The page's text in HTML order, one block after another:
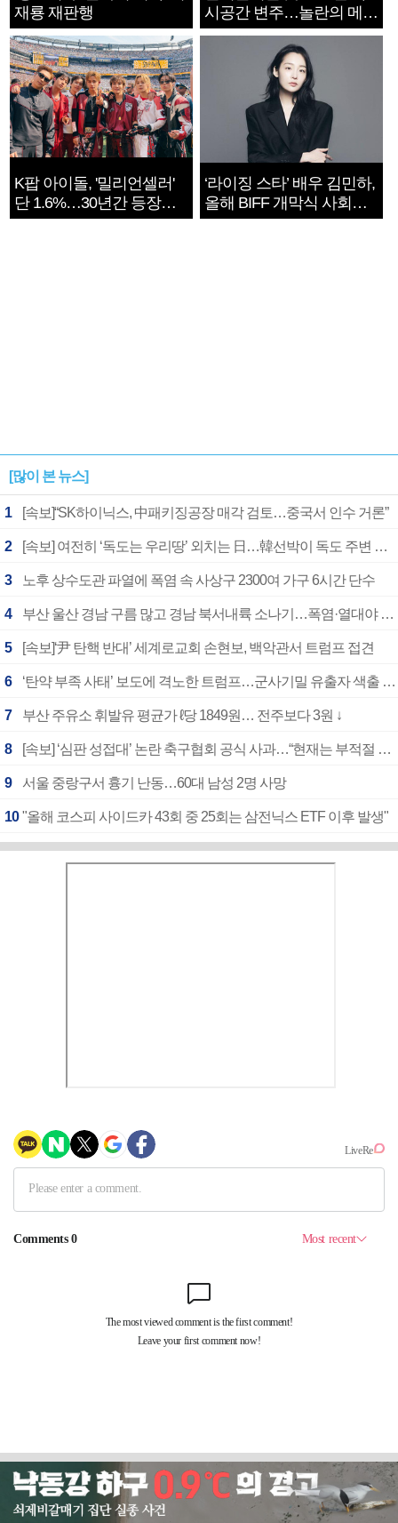
재룡 재판행
시공간 변주…놀란의 메시
지는 ‘전쟁 속죄’
K팝 아이돌, '밀리언셀러'
단 1.6%…30년간 등장
1182개팀 전수조사
‘라이징 스타’ 배우 김민하,
올해 BIFF 개막식 사회자
확정
[많이 본 뉴스]
1 [속보]“SK하이닉스, 中패키징공장 매각 검토…중국서 인수 거론”
2 [속보] 여전히 ‘독도는 우리땅’ 외치는 日…韓선박이 독도 주변 해양조사 활동하자 반발
3 노후 상수도관 파열에 폭염 속 사상구 2300여 가구 6시간 단수
4 부산 울산 경남 구름 많고 경남 북서내륙 소나기…폭염·열대야 계속
5 [속보]‘尹 탄핵 반대’ 세계로교회 손현보, 백악관서 트럼프 접견
6 ‘탄약 부족 사태’ 보도에 격노한 트럼프…군사기밀 유출자 색출 지시
7 부산 주유소 휘발유 평균가 ℓ당 1849원… 전주보다 3원 ↓
8 [속보] ‘심판 성접대’ 논란 축구협회 공식 사과…“현재는 부적절 행위 없어”
9 서울 중랑구서 흉기 난동…60대 남성 2명 사망
10 "올해 코스피 사이드카 43회 중 25회는 삼전닉스 ETF 이후 발생"